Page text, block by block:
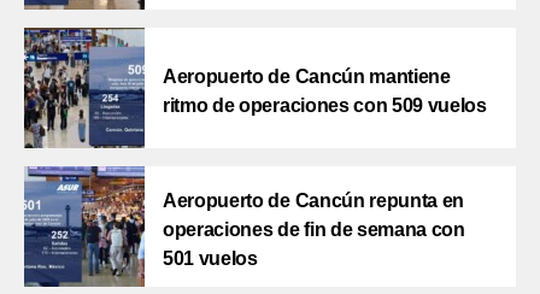
Aeropuerto de Cancún mantiene
ritmo de operaciones con 509 vuelos
Aeropuerto de Cancún repunta en
operaciones de fin de semana con
501 vuelos